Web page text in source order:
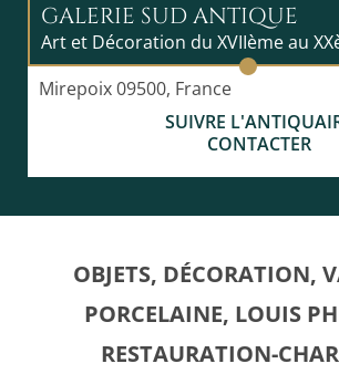
GALERIE SUD ANTIQUE
Art et Décoration du XVIIème au
Mirepoix 09500, France
SUIVRE
CONTACTER
OBJETS, DÉCORATION,
PORCELAINE, LOUIS
RESTAURATION-